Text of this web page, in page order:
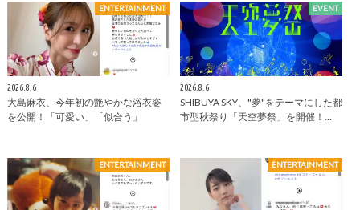
ENTERTAINMENT
2026.8.6
大島麻衣、今年初の艶やかな浴衣姿
を公開！「可愛い」「似合う」
EVENT
2026.8.6
SHIBUYA SKY、"夢"をテーマにした都
市型秋祭り「天空夢祭」を開催！…
ENTERTAINMENT ENTERTAINMENT